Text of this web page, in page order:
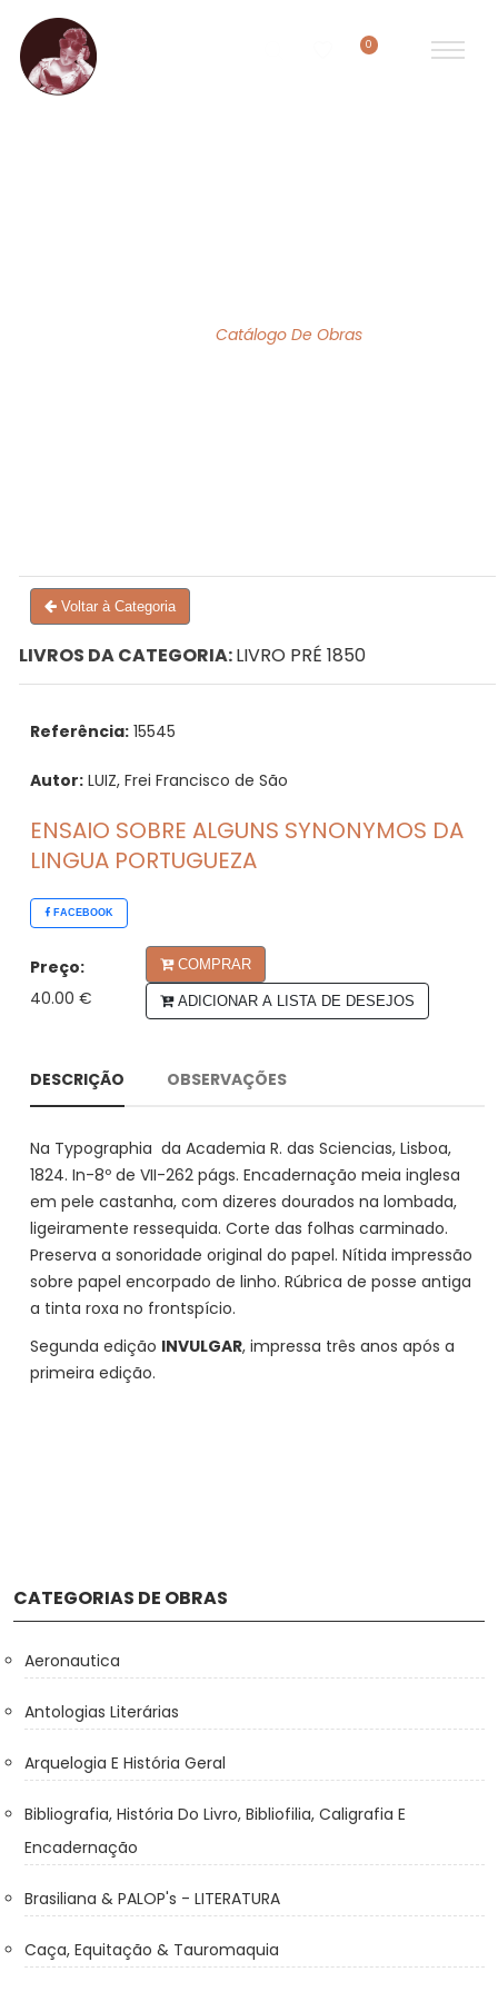
0
Catálogo De Obras
CATEGORIAS DE OBRAS
Aeronautica
Antologias Literárias
Arquelogia E História Geral
Bibliografia, História Do Livro, Bibliofilia, Caligrafia E
Encadernação
Brasiliana & PALOP's - LITERATURA
Caça, Equitação & Tauromaquia
Voltar à Categoria
LIVROS DA CATEGORIA:LIVRO PRÉ 1850
Referência: 15545
Autor: LUIZ, Frei Francisco de São
ENSAIO SOBRE ALGUNS SYNONYMOS DA
LINGUA PORTUGUEZA
FACEBOOK
Preço:
40.00 €
COMPRAR
ADICIONAR A LISTA DE DESEJOS
DESCRIÇÃO OBSERVAÇÕES
Na Typographia da Academia R. das Sciencias, Lisboa,
1824. In-8º de VII-262 págs. Encadernação meia inglesa
em pele castanha, com dizeres dourados na lombada,
ligeiramente ressequida. Corte das folhas carminado.
Preserva a sonoridade original do papel. Nítida impressão
sobre papel encorpado de linho. Rúbrica de posse antiga
a tinta roxa no frontspício.
Segunda edição INVULGAR, impressa três anos após a
primeira edição.